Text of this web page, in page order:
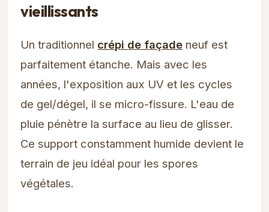
vieillissants
Un traditionnel crépi de façade neuf est
parfaitement étanche. Mais avec les
années, l'exposition aux UV et les cycles
de gel/dégel, il se micro-fissure. L'eau de
pluie pénètre la surface au lieu de glisser.
Ce support constamment humide devient le
terrain de jeu idéal pour les spores
végétales.